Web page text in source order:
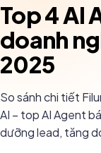
Top 4 AI
doanh
2025
So sánh chi tiết
AI – top AI Agent
dưỡng lead, tăng